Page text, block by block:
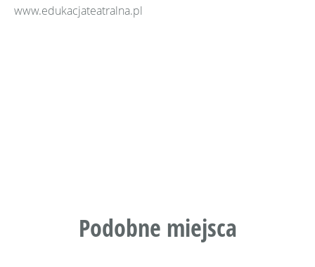
www.edukacjateatralna.pl
Podobne miejsca